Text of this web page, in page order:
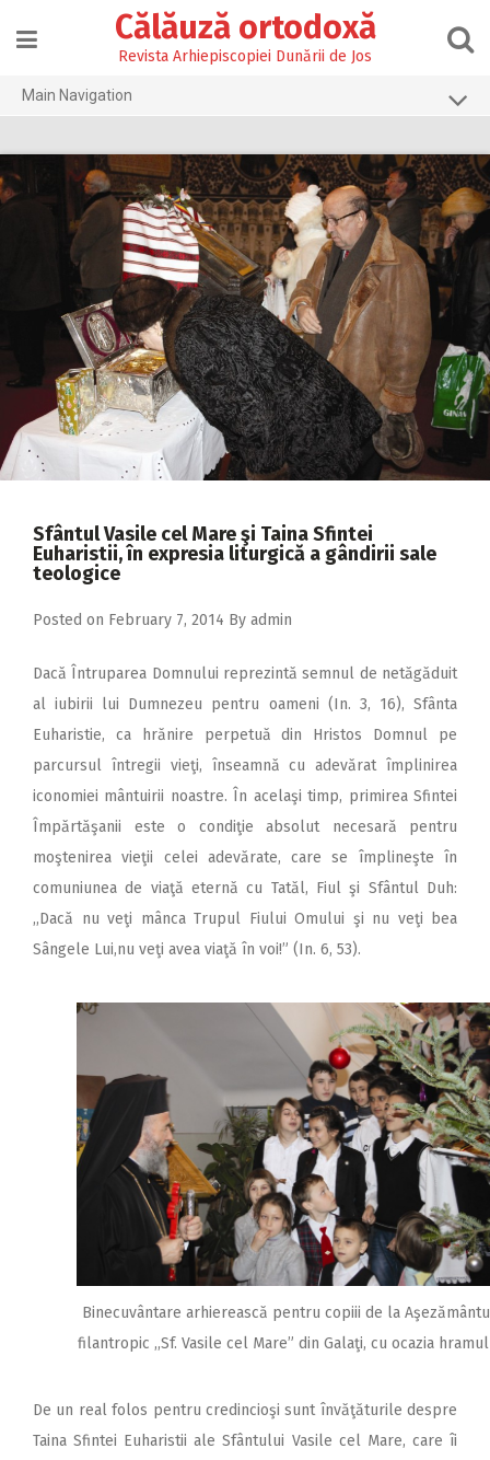
content
Călăuză ortodoxă
Revista Arhiepiscopiei Dunării de Jos
Main Navigation
2021
2020
2019
2017
2016
2015
2013
2012
2010
2009
Sfântul Vasile cel Mare şi Taina Sfintei
Euharistii, în expresia liturgică a gândirii sale
teologice
Posted on February 7, 2014 By admin
Dacă Întruparea Domnului reprezintă semnul de netăgăduit
al iubirii lui Dumnezeu pentru oameni (In. 3, 16), Sfânta
Euharistie, ca hrănire perpetuă din Hristos Domnul pe
parcursul întregii vieţi, înseamnă cu adevărat împlinirea
iconomiei mântuirii noastre. În acelaşi timp, primirea Sfintei
Împărtăşanii este o condiţie absolut necesară pentru
moştenirea vieţii celei adevărate, care se împlineşte în
comuniunea de viaţă eternă cu Tatăl, Fiul şi Sfântul Duh:
,,Dacă nu veţi mânca Trupul Fiului Omului şi nu veţi bea
Sângele Lui,nu veţi avea viaţă în voi!” (In. 6, 53).
Binecuvântare arhierească pentru copiii de la
filantropic ,,Sf. Vasile cel Mare” din Galaţi, cu ocazia
De un real folos pentru credincioşi sunt învăţăturile despre
Taina Sfintei Euharistii ale Sfântului Vasile cel Mare, care îi